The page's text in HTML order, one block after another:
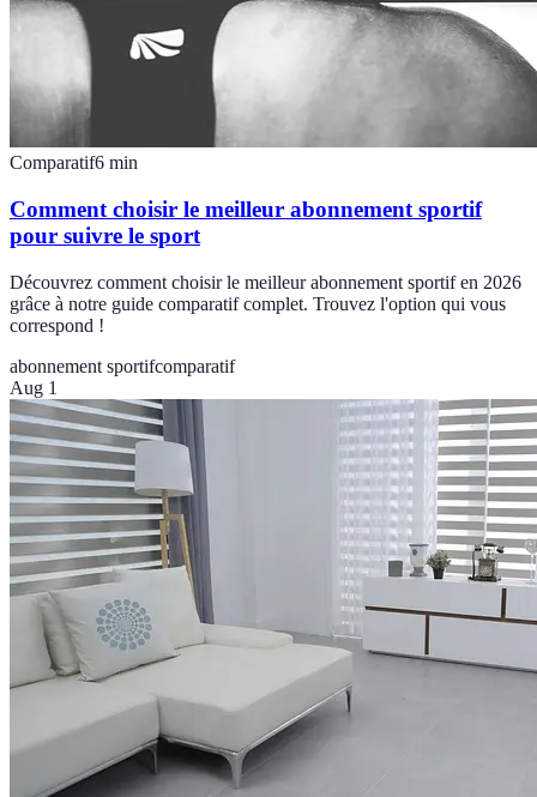
Comparatif6 min
Comment choisir le meilleur abonnement sportif
pour suivre le sport
Découvrez comment choisir le meilleur abonnement sportif en 2026
grâce à notre guide comparatif complet. Trouvez l'option qui vous
correspond !
abonnement sportifcomparatif
Aug 1